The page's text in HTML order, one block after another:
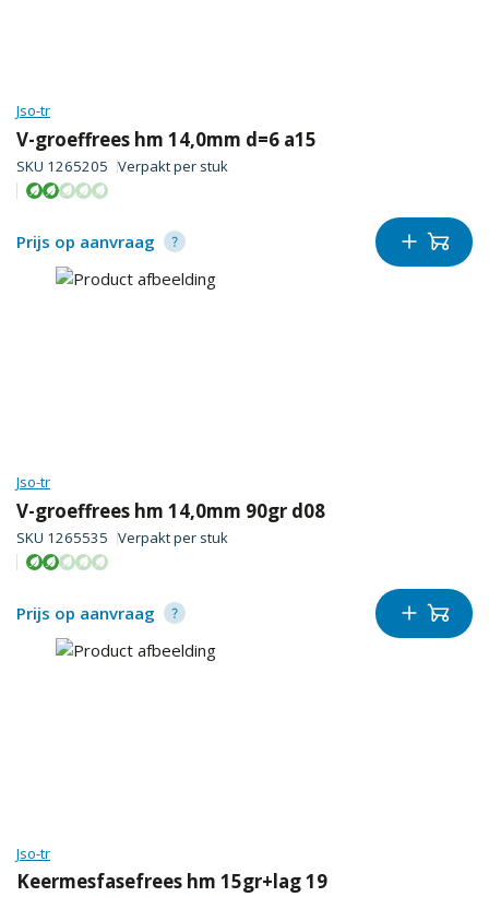
Jso-tr
V-groeffrees hm 14,0mm d=6 a15
SKU 1265205 Verpakt per stuk
Prijs op aanvraag
Jso-tr
V-groeffrees hm 14,0mm 90gr d08
SKU 1265535 Verpakt per stuk
Prijs op aanvraag
Jso-tr
Keermesfasefrees hm 15gr+lag 19